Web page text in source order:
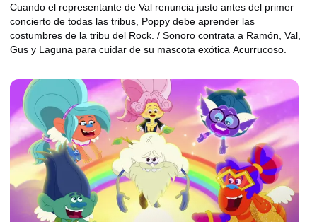
Cuando el representante de Val renuncia justo antes del primer
concierto de todas las tribus, Poppy debe aprender las
costumbres de la tribu del Rock. / Sonoro contrata a Ramón, Val,
Gus y Laguna para cuidar de su mascota exótica Acurrucoso.